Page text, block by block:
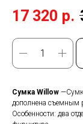
17 320 р.
Сумка Willow
дополнена съемным
Особенности: два